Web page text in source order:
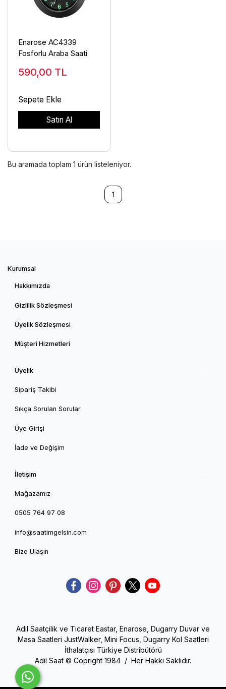
Enarose AC4339
Fosforlu Araba Saati
590,00 TL
Sepete Ekle
Satın Al
Bu aramada toplam 1 ürün listeleniyor.
1
Kurumsal
Hakkımızda
Gizlilik Sözleşmesi
Üyelik Sözleşmesi
Müşteri Hizmetleri
Üyelik
Sipariş Takibi
Sıkça Sorulan Sorular
Üye Girişi
İade ve Değişim
İletişim
Mağazamız
0505 764 97 08
info@saatimgelsin.com
Bize Ulaşın
Adil Saatçilik ve Ticaret Eastar, Enarose, Dugarry Duvar ve
Masa Saatleri JustWalker, Mini Focus, Dugarry Kol Saatleri
İthalatçısı Türkiye Distribütörü
Adil Saat © Copright 1984 / Her Hakkı Saklıdır.